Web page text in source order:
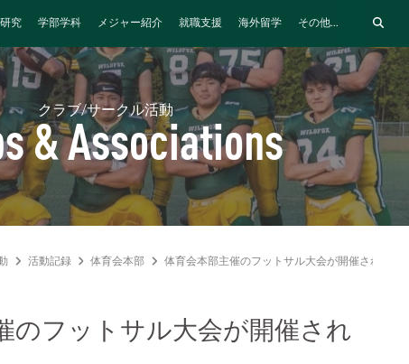
研究 学部学科 メジャー紹介 就職支援 海外留学 その他...
クラブ/サークル活動
& Associations
活動記録 体育会本部 体育会本部主催のフットサル大会が開催されまし
のフットサル大会が開催され